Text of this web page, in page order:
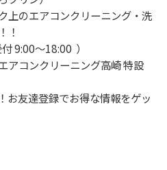
上のエアコンクリーニング・洗
！
9:00〜18:00 ）
アコンクリーニング高崎 特設
友達登録でお得な情報をゲッ